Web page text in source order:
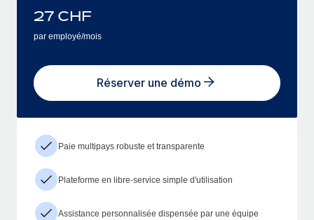
27 CHF
par employé/mois
Réserver une démo
Paie multipays robuste et transparente
Plateforme en libre-service simple d'utilisation
Assistance personnalisée dispensée par une équipe